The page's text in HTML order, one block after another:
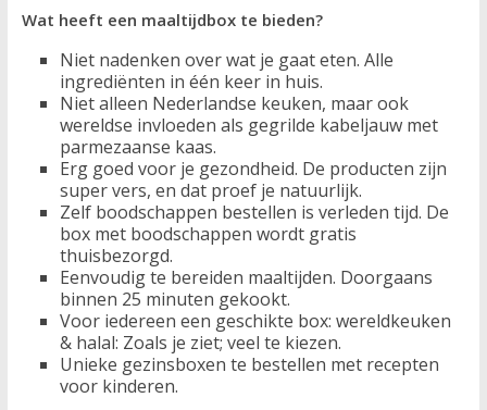
Wat heeft een maaltijdbox te bieden?
Niet nadenken over wat je gaat eten. Alle
ingrediënten in één keer in huis.
Niet alleen Nederlandse keuken, maar ook
wereldse invloeden als gegrilde kabeljauw met
parmezaanse kaas.
Erg goed voor je gezondheid. De producten zijn
super vers, en dat proef je natuurlijk.
Zelf boodschappen bestellen is verleden tijd. De
box met boodschappen wordt gratis
thuisbezorgd.
Eenvoudig te bereiden maaltijden. Doorgaans
binnen 25 minuten gekookt.
Voor iedereen een geschikte box: wereldkeuken
& halal: Zoals je ziet; veel te kiezen.
Unieke gezinsboxen te bestellen met recepten
voor kinderen.